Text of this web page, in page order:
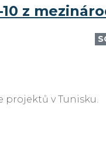
z
projektů v Tunisku.